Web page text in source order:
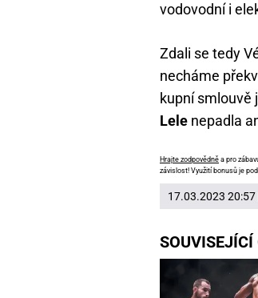
vodovodní i
Zdali se tedy
necháme
kupní smlouvě
Lele nepadla
Hrajte zodpovědně a pro
závislost! Využití bonusů je
17.03.2023 20:57
SOUVISEJÍCÍ